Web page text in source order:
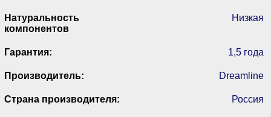
Натуральность
компонентов
Низкая
Гарантия: 1,5 года
Производитель: Dreamline
Страна производителя: Россия